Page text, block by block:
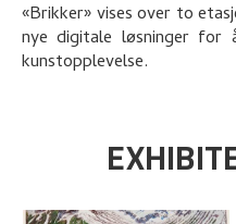
«Brikker» vises over to
nye digitale løsninger for
kunstopplevelse.